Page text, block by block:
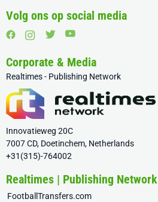
Volg ons op social media
Corporate & Media
Realtimes - Publishing Network
Innovatieweg 20C
7007 CD, Doetinchem, Netherlands
+31(315)-764002
Realtimes | Publishing Network
FootballTransfers.com